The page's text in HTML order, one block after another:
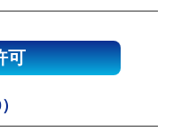
可